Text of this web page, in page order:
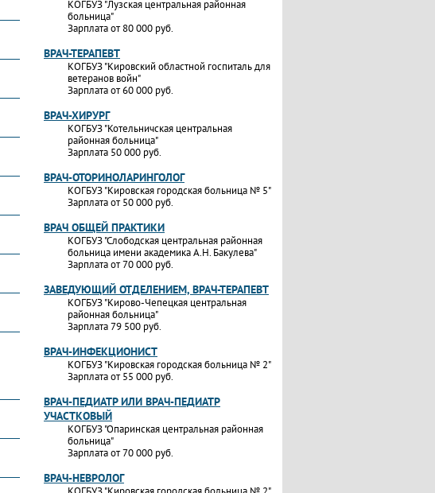
КОГБУЗ "Лузская центральная районная
больница"
Зарплата от 80 000 руб.
ВРАЧ-ТЕРАПЕВТ
КОГБУЗ "Кировский областной госпиталь для
ветеранов войн"
Зарплата от 60 000 руб.
ВРАЧ-ХИРУРГ
КОГБУЗ "Котельничская центральная
районная больница"
Зарплата 50 000 руб.
ВРАЧ-ОТОРИНОЛАРИНГОЛОГ
КОГБУЗ "Кировская городская больница № 5"
Зарплата от 50 000 руб.
ВРАЧ ОБЩЕЙ ПРАКТИКИ
КОГБУЗ "Слободская центральная районная
больница имени академика А.Н. Бакулева"
Зарплата от 70 000 руб.
ЗАВЕДУЮЩИЙ ОТДЕЛЕНИЕМ, ВРАЧ-ТЕРАПЕВТ
КОГБУЗ "Кирово-Чепецкая центральная
районная больница"
Зарплата 79 500 руб.
ВРАЧ-ИНФЕКЦИОНИСТ
КОГБУЗ "Кировская городская больница № 2"
Зарплата от 55 000 руб.
ВРАЧ-ПЕДИАТР ИЛИ ВРАЧ-ПЕДИАТР
УЧАСТКОВЫЙ
КОГБУЗ "Опаринская центральная районная
больница"
Зарплата от 70 000 руб.
ВРАЧ-НЕВРОЛОГ